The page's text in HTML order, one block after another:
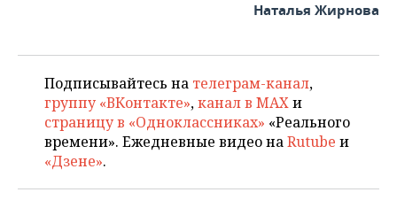
Наталья Жирнова
Подписывайтесь на телеграм-канал,
группу «ВКонтакте»,канал в MAXи
страницу в «Одноклассниках» «Реального
времени». Ежедневные видео наRutube и
«Дзене».